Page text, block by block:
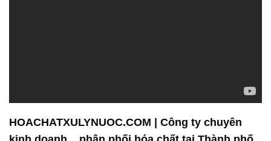
phẩm, ngành công nghiệp xử lý nước, và ngành chế